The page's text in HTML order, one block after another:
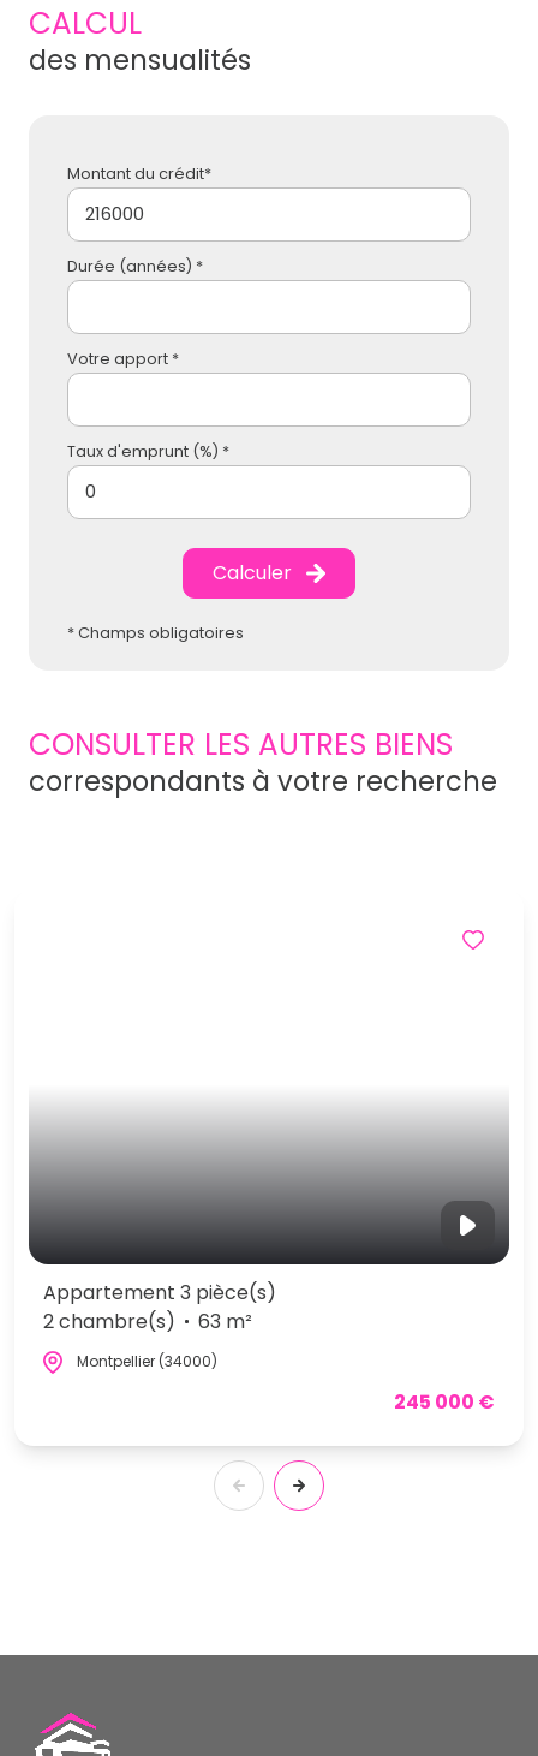
CALCUL
des mensualités
Montant du crédit*
Durée (années) *
Votre apport *
Taux d'emprunt (%) *
Calculer
* Champs obligatoires
CONSULTER LES AUTRES BIENS
correspondants à votre recherche
Appartement 3 pièce(s)
2 chambre(s)
63 m²
Montpellier (34000)
245 000 €